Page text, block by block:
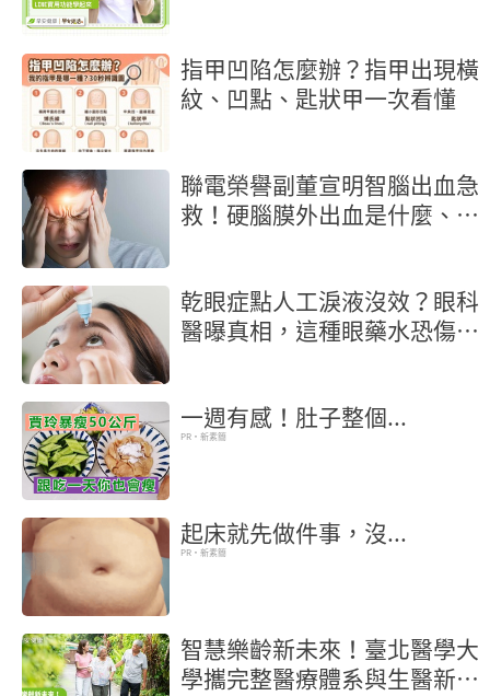
指甲凹陷怎麼辦？指甲出現橫
紋、凹點、匙狀甲一次看懂
聯電榮譽副董宣明智腦出血急
救！硬腦膜外出血是什麼、症
乾眼症點人工淚液沒效？眼科
醫曝真相，這種眼藥水恐傷角
一週有感！肚子整個...
PR・新素簡
起床就先做件事，沒...
PR・新素簡
智慧樂齡新未來！臺北醫學大
學攜完整醫療體系與生醫新創